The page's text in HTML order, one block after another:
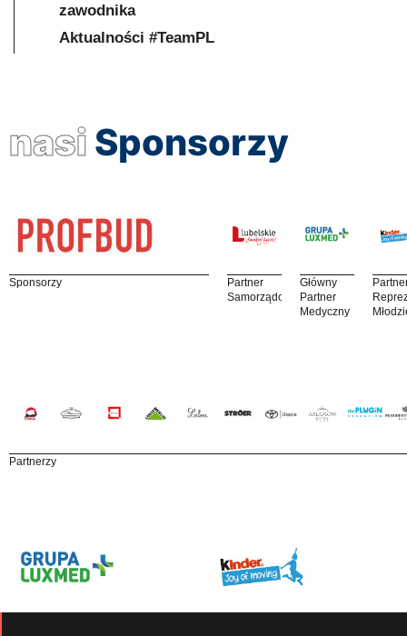
zawodnika
Aktualności #TeamPL
nasi Sponsorzy
Sponsorzy
Partner
Samorządowy
Główny
Partner
Medyczny
Partnerzy